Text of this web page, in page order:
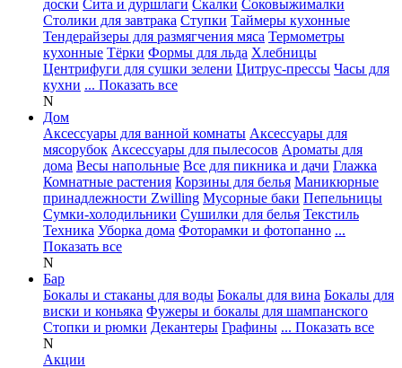
доски Сита и дуршлаги Скалки Соковыжималки
Столики для завтрака Ступки Таймеры кухонные
Тендерайзеры для размягчения мяса Термометры
кухонные Тёрки Формы для льда Хлебницы
Центрифуги для сушки зелени Цитрус-прессы Часы для
кухни ... Показать все
N
Дом
Аксессуары для ванной комнаты Аксессуары для
мясорубок Аксессуары для пылесосов Ароматы для
дома Весы напольные Все для пикника и дачи Глажка
Комнатные растения Корзины для белья Маникюрные
принадлежности Zwilling Мусорные баки Пепельницы
Сумки-холодильники Сушилки для белья Текстиль
Техника Уборка дома Фоторамки и фотопанно ...
Показать все
N
Бар
Бокалы и стаканы для воды Бокалы для вина Бокалы для
виски и коньяка Фужеры и бокалы для шампанского
Стопки и рюмки Декантеры Графины ... Показать все
N
Акции